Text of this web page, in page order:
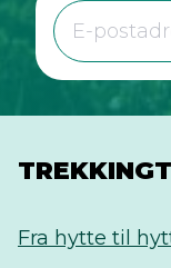
Fra hytte til